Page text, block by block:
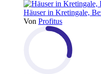
Häuser in Kretingale,
Von Profitus